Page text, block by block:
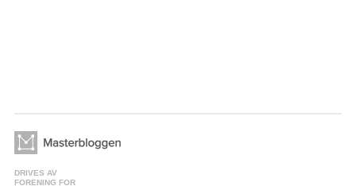
DRIVES AV
FORENING FOR